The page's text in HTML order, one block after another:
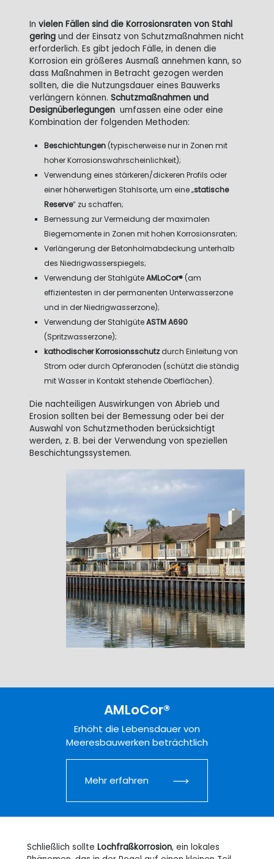
In vielen Fällen sind die Korrosionsraten von Stahl
gering und der Einsatz von Schutzmaßnahmen nicht
erforderlich. Es gibt jedoch Fälle, in denen die
Korrosion ein größeres Ausmaß annehmen kann, so
dass Maßnahmen in Betracht gezogen werden
sollten, die die Nutzungsdauer eines Bauwerks
verlängern können. Schutzmaßnahmen und
Designüberlegungen umfassen eine oder eine
Kombination der folgenden Methoden:
Beschichtungen (typischerweise nur in Zonen mit
hoher Korrosionswahrscheinlichkeit);
Verwendung eines stärkeren/dickeren Profils oder
einer höherwertigen Stahlsorte, um eine „statische
Reserve” zu schaffen;
Bemessung zur Vermeidung der maximalen
Biegemomente in Zonen mit hohen Korrosionsraten;
Verlängerung der Betonholmabdeckung unterhalb
des Niedrigwasserspiegels;
Verwendung der StahlgüteAMLoCor® (am
effizientesten in der permanenten Unterwasserzone
und in der Niedrigwasserzone);
Verwendung der StahlgüteASTM A690
(Spritzwasserzone);
kathodischer Korrosionsschutz durch Einleitung von
Strom oder durch Opferanoden (schützt die ständig
mit Wasser in Kontakt stehende Oberflächen).
Die nachteiligen Auswirkungen von Abrieb und
Erosion sollten bei der Bemessung oder bei der
Auswahl von Schutzmethoden berücksichtigt
werden, z. B. bei der Verwendung von speziellen
Beschichtungssystemen.
AMLoCor®
Erhöht die Lebensdauer von
Meeresbauwerken beträchtlich
Mehr erfahren
Schließlich sollte Lochfraßkorrosion, ein lokales